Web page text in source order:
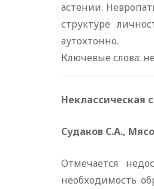
астении.
структуре
аутохтонно.
Ключевые слова:
Неклассическая
Судаков С.А.,
Отмечается
необходимость